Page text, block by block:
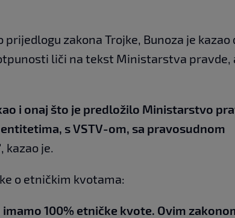
zakona Trojke, Bunoza je kazao
liči na tekst Ministarstva pravde,
i onaj što je predložilo Ministarstvo
s VSTV-om, sa pravosudnom
, kazao je.
o etničkim kvotama:
100% etničke kvote. Ovim